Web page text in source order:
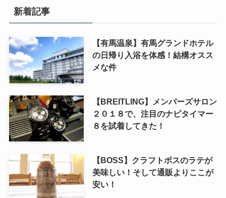
新着記事
【有馬温泉】有馬グランドホテル
の日帰り入浴を体感！結構オスス
メな件
【BREITLING】メンバーズサロン
２０１８で、注目のナビタイマー
８を試着してきた！
【BOSS】クラフトボスのラテが
美味しい！そして通販よりここが
安い！